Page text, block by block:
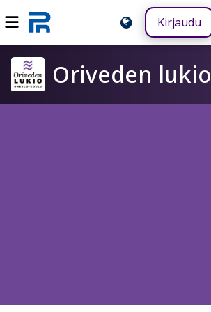
Kirjaudu
Oriveden lukio